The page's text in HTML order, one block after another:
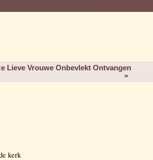
Lieve Vrouwe Onbevlekt Ontvangen
»
kerk